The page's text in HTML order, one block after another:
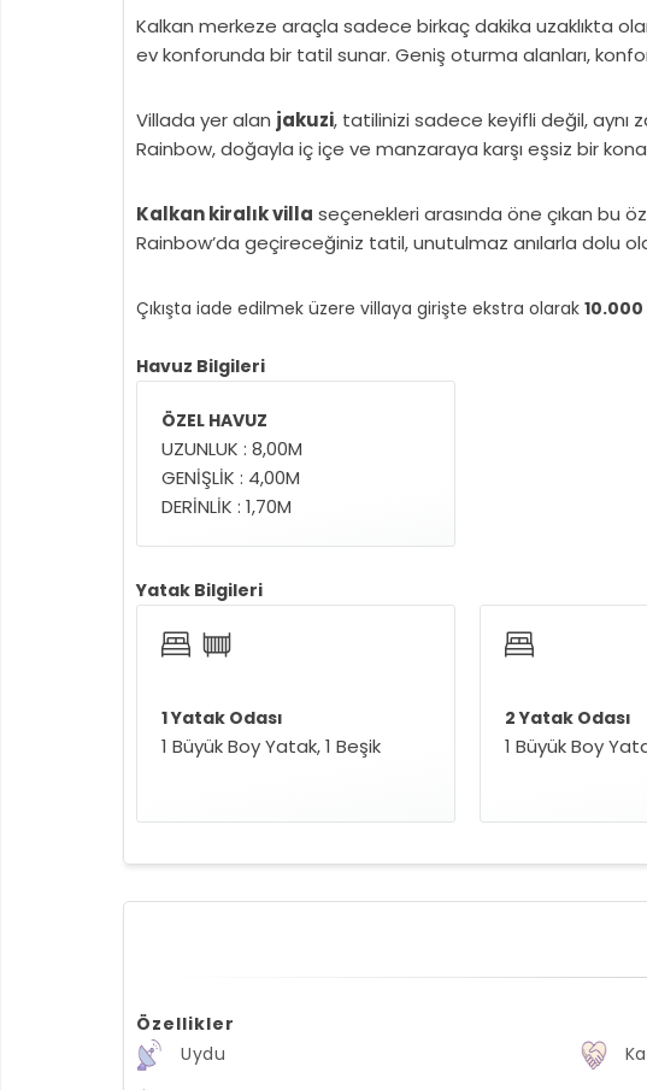
Kalkan merkeze araçla sadece birkaç dakika uzaklıkta
ev konforunda bir tatil sunar. Geniş oturma alanları,
Villada yer alan jakuzi, tatilinizi sadece keyifli değil, aynı
Rainbow, doğayla iç içe ve manzaraya karşı eşsiz bir
Kalkan kiralık villa seçenekleri arasında öne çıkan bu
Rainbow’da geçireceğiniz tatil, unutulmaz anılarla dolu
Çıkışta iade edilmek üzere villaya girişte ekstra olarak
Havuz Bilgileri
ÖZEL HAVUZ
UZUNLUK : 8,00M
GENİŞLİK : 4,00M
DERİNLİK : 1,70M
Yatak Bilgileri
1 Yatak Odası
1 Büyük Boy Yatak, 1 Beşik
2 Yatak Odası
1 Büyük Boy
Özellikler
Uydu